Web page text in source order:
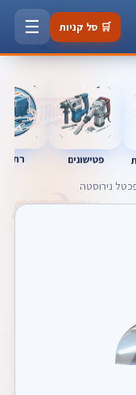
🛒 סל קניות ☰
פטישונים
נירוסטה